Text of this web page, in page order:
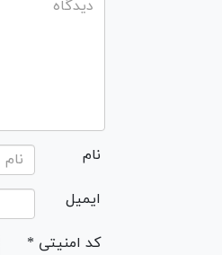
نام
ایمیل
* کد امنیتی